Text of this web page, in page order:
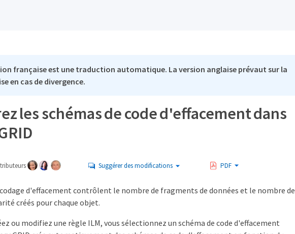
française est une traduction automatique. La version anglaise prévaut sur la
en cas de divergence.
les schémas de code d'effacement dans
Suggérer des modifications PDF
codage d'effacement contrôlent le nombre de fragments de données et le nombre de
créés pour chaque objet.
ou modifiez une règle ILM, vous sélectionnez un schéma de code d'effacement